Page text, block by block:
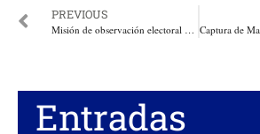
PREVIOUS
Misión de observación electoral de la Unión Europea llegará a Colombia para acompañar las elecciones de 2026
Entradas